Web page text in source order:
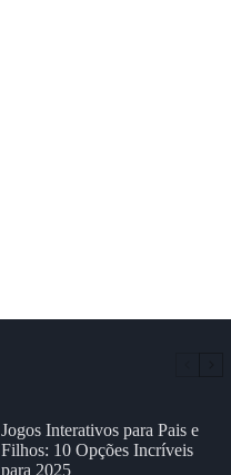
Jogos Interativos para Pais e
Filhos: 10 Opções Incríveis
para 2025